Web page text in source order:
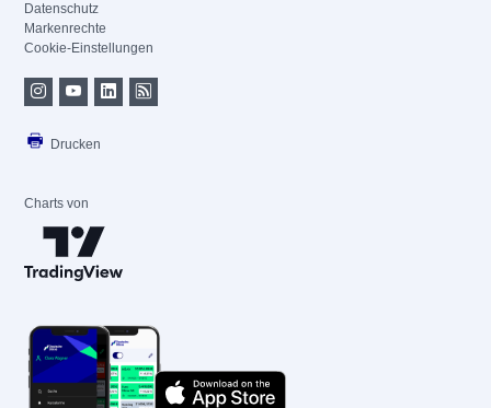
Datenschutz
Markenrechte
Cookie-Einstellungen
Drucken
Charts von